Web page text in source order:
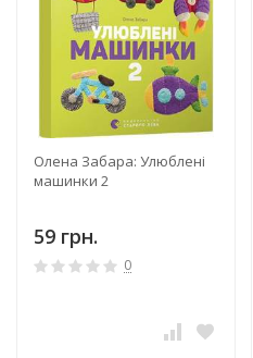
Олена Забара: Улюблені
машинки 2
59 грн.
0